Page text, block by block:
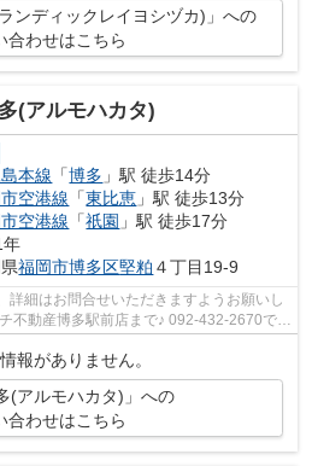
ンディックレイヨシヅカ)」への
合わせはこちら
(アルモハカタ)
本線 「博多 」駅 徒歩14分
空港線 「東比恵 」駅 徒歩13分
空港線 「祇園 」駅 徒歩17分
年
福岡市博多区堅粕 ４丁目19-9
詳細はお問合せいただきますようお願いし
不動産博多駅前店まで♪ 092-432-2670で
報がありません。
(アルモハカタ)」への
合わせはこちら